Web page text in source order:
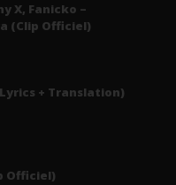
X, Fanicko –
(Clip Officiel)
+ Translation)
Officiel)